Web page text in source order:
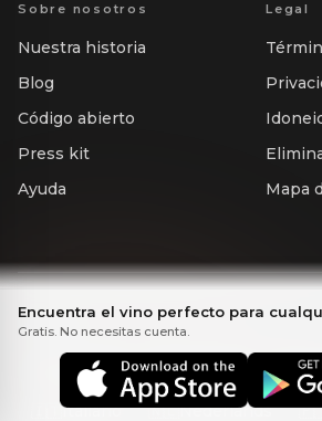
Sobre nosotros
Nuestra historia
Blog
Código abierto
Press kit
Ayuda
Legal
Mapa
Idiomas
English 🇸🇪Svenska 🇫🇷
🇮🇹Italiano 🇳🇱Nederlands
Encuentra el vino perfecto para
Gratis. No necesitas cuenta.